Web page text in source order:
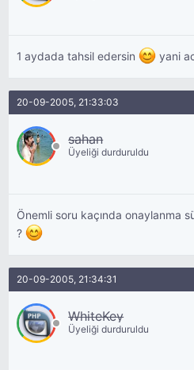
1 aydada tahsil edersin yani
20-09-2005, 21:33:03
sahan
Üyeliği durduruldu
Önemli soru kaçında onaylanma
?
20-09-2005, 21:34:31
WhiteKey
Üyeliği durduruldu